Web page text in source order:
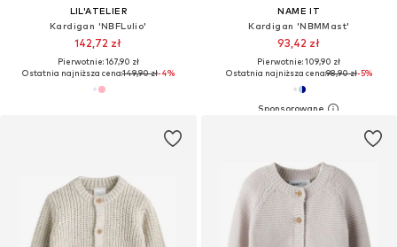
LIL'ATELIER
Kardigan 'NBFLulio'
142,72 zł
Pierwotnie: 167,90 zł
Ostatnia najniższa cena:149,90 zł-4%
NAME IT
Kardigan 'NBMMast'
93,42 zł
Pierwotnie: 109,90 zł
Ostatnia najniższa cena:98,90 zł-5%